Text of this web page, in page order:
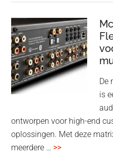
Adaptive
noise
cancelling
De
is
ontworpen voor high-end
oplossingen. Met deze
meerdere … >>overMcIntosh